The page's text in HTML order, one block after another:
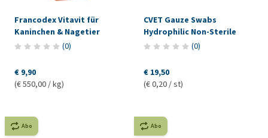
Francodex Vitavit für
Kaninchen & Nagetier
(0)
€ 9,90
(€ 550,00 / kg)
CVET Gauze Swabs
Hydrophilic Non-Sterile
(0)
€ 19,50
(€ 0,20 / st)
Abo Abo